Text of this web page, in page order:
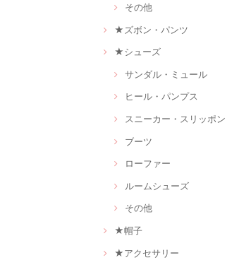
その他
★ズボン・パンツ
★シューズ
サンダル・ミュール
ヒール・パンプス
スニーカー・スリッポン
ブーツ
ローファー
ルームシューズ
その他
★帽子
★アクセサリー